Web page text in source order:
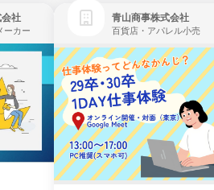
社
ーカー
青山商事株式会社
百貨店・アパレル小売